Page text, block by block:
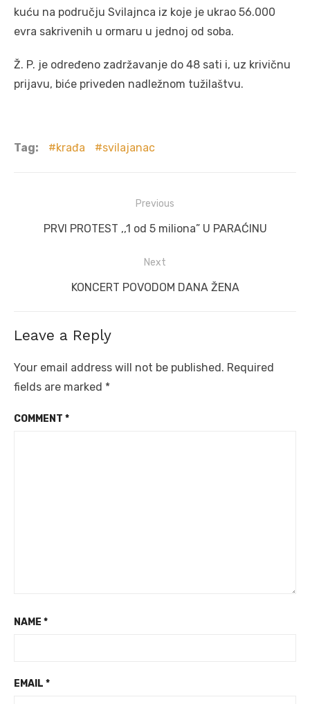
kuću na području Svilajnca iz koje je ukrao 56.000
evra sakrivenih u ormaru u jednoj od soba.
Ž. P. je određeno zadržavanje do 48 sati i, uz krivičnu
prijavu, biće priveden nadležnom tužilaštvu.
Tag: krađa svilajanac
navigation
Previous
Previous
PRVI PROTEST ,,1 od 5 miliona” U PARAĆINU
Next
Next
KONCERT POVODOM DANA ŽENA
Leave a Reply
Your email address will not be published. Required
fields are marked *
COMMENT *
NAME *
EMAIL *